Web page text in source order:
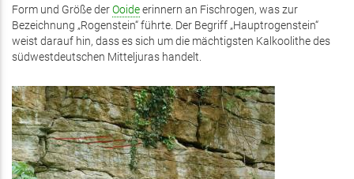
Form und Größe derOoideerinnern an Fischrogen, was zur
Bezeichnung „Rogenstein“ führte. Der Begriff „Hauptrogenstein“
weist darauf hin, dass es sich um die mächtigsten Kalkoolithe des
südwestdeutschen Mitteljuras handelt.